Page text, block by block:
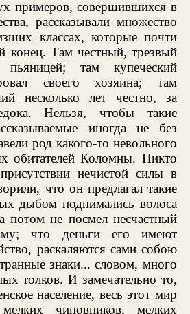
примеров, совершившихся в
рассказывали множество
классах, которые почти
конец. Там честный, трезвый
пьяницей; там купеческий
своего хозяина; там
несколько лет честно, за
Нельзя, чтобы такие
иногда не без
род какого-то невольного
обитателей Коломны. Никто
нечистой силы в
что он предлагал такие
дыбом поднимались волоса
потом не посмел несчастный
что деньги его имеют
раскаляются сами собою
знаки... словом, много
толков. И замечательно то,
население, весь этот мир
чиновников, мелких